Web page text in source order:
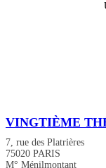
VINGTIÈME
7, rue des Platrières
75020 PARIS
M° Ménilmontant